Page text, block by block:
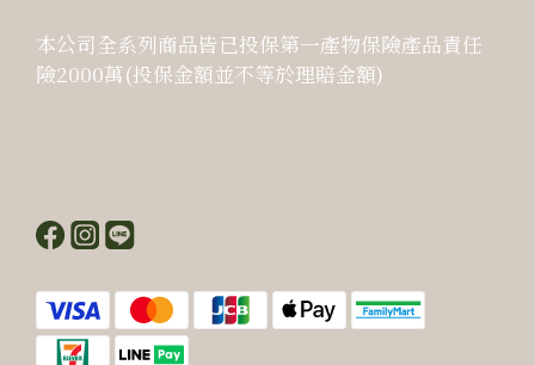
本公司全系列商品皆已投保第一產物保險產品責任
險2000萬(投保金額並不等於理賠金額)